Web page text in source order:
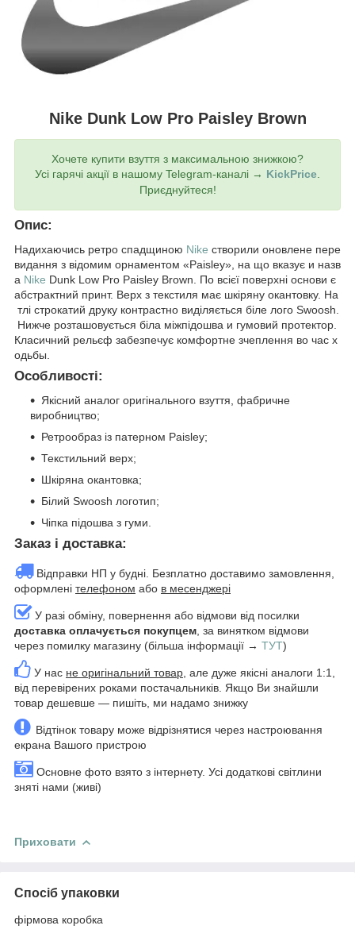
Nike Dunk Low Pro Paisley Brown
Хочете купити взуття з максимальною знижкою?
Усі гарячі акції в нашому Telegram-каналі → KickPrice.
Приєднуйтеся!
Опис:
Надихаючись ретро спадщиною Nike створили оновлене пере
видання з відомим орнаментом «Paisley», на що вказує и назв
а Nike Dunk Low Pro Paisley Brown. По всієї поверхні основи є
абстрактний принт. Верх з текстиля має шкіряну окантовку. На
тлі строкатий друку контрастно виділяється біле лого Swoosh.
Нижче розташовується біла міжпідошва и гумовий протектор.
Класичний рельєф забезпечує комфортне зчеплення во час х
одьбы.
Особливості:
Якісний аналог оригінального взуття, фабричне
виробництво;
Ретрообраз із патерном Paisley;
Текстильний верх;
Шкіряна окантовка;
Білий Swoosh логотип;
Чіпка підошва з гуми.
Заказ і доставка:
Відправки НП у будні. Безплатно доставимо замовлення,
оформлені телефоном або в месенджері
У разі обміну, повернення або відмови від посилки
доставка оплачується покупцем , за винятком відмови
через помилку магазину (більша інформації → ТУТ)
У нас не оригінальний товар , але дуже якісні аналоги 1:1,
від перевірених роками постачальників. Якщо Ви знайшли
товар дешевше — пишіть, ми надамо знижку
Відтінок товару може відрізнятися через настроювання
екрана Вашого пристрою
Основне фото взято з інтернету. Усі додаткові світлини
зняті нами (живі)
Приховати
Спосіб упаковки
фірмова коробка